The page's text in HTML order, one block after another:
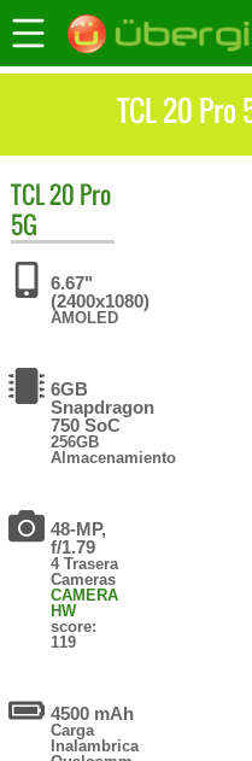
TCL 20 Pro
TCL20 Pro
5G
6.67"
(2400x1080)
AMOLED
6GB
Snapdragon
750 SoC
256GB
Almacenamiento
48-MP,
f/1.79
4 Trasera
Cameras
CAMERA
HW
score:
119
4500 mAh
Carga
Inalambrica